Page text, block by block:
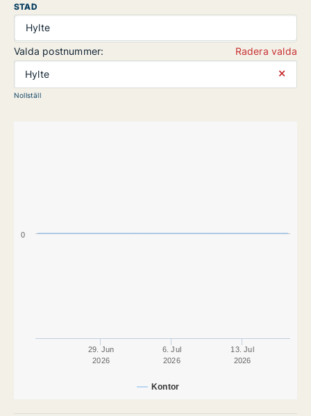
STAD
Hylte
Valda postnummer:
Radera valda
Hylte
⨯
Nollställ
Kontor
29. Jun
2026
6. Jul
2026
13. Jul
2026
0